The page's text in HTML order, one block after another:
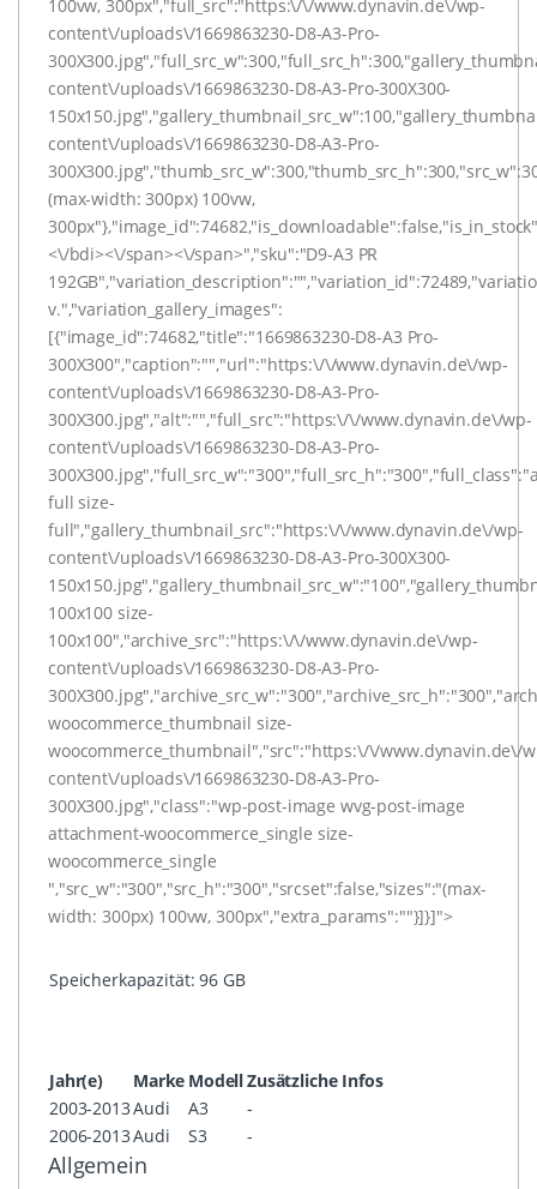
100vw, 300px","full_src":"https:\/\/www.dynavin.de\/wp-
content\/uploads\/1669863230-D8-A3-Pro-
content\/uploads\/1669863230-D8-A3-Pro-300X300-
content\/uploads\/1669863230-D8-A3-Pro-
(max-width: 300px) 100vw,
<\/bdi><\/span><\/span>","sku":"D9-A3 PR
v.","variation_gallery_images":
[{"image_id":74682,"title":"1669863230-D8-A3 Pro-
300X300","caption":"","url":"https:\/\/www.dynavin.de\/wp-
content\/uploads\/1669863230-D8-A3-Pro-
300X300.jpg","alt":"","full_src":"https:\/\/www.dynavin.de\/wp-
content\/uploads\/1669863230-D8-A3-Pro-
full size-
full","gallery_thumbnail_src":"https:\/\/www.dynavin.de\/wp-
content\/uploads\/1669863230-D8-A3-Pro-300X300-
100x100 size-
100x100","archive_src":"https:\/\/www.dynavin.de\/wp-
content\/uploads\/1669863230-D8-A3-Pro-
woocommerce_thumbnail size-
woocommerce_thumbnail","src":"https:\/\/www.dynavin.de\/
content\/uploads\/1669863230-D8-A3-Pro-
300X300.jpg","class":"wp-post-image wvg-post-image
attachment-woocommerce_single size-
woocommerce_single
","src_w":"300","src_h":"300","srcset":false,"sizes":"(max-
width: 300px) 100vw, 300px","extra_params":""}]}]">
Speicherkapazität: 96 GB
Jahr(e) Marke ModellZusätzliche Infos
2003-2013Audi A3
-
2006-2013Audi S3 -
Allgemein